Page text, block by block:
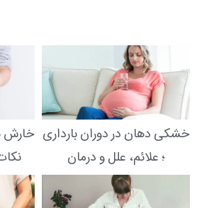
خشکی دهان در دوران بارداری
؛ علائم، علل و درمان
خارش